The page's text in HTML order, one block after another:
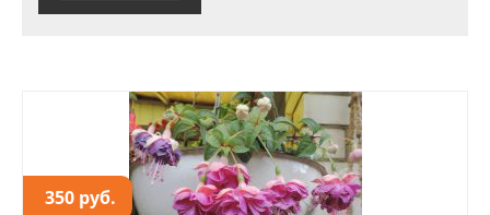
350 руб.